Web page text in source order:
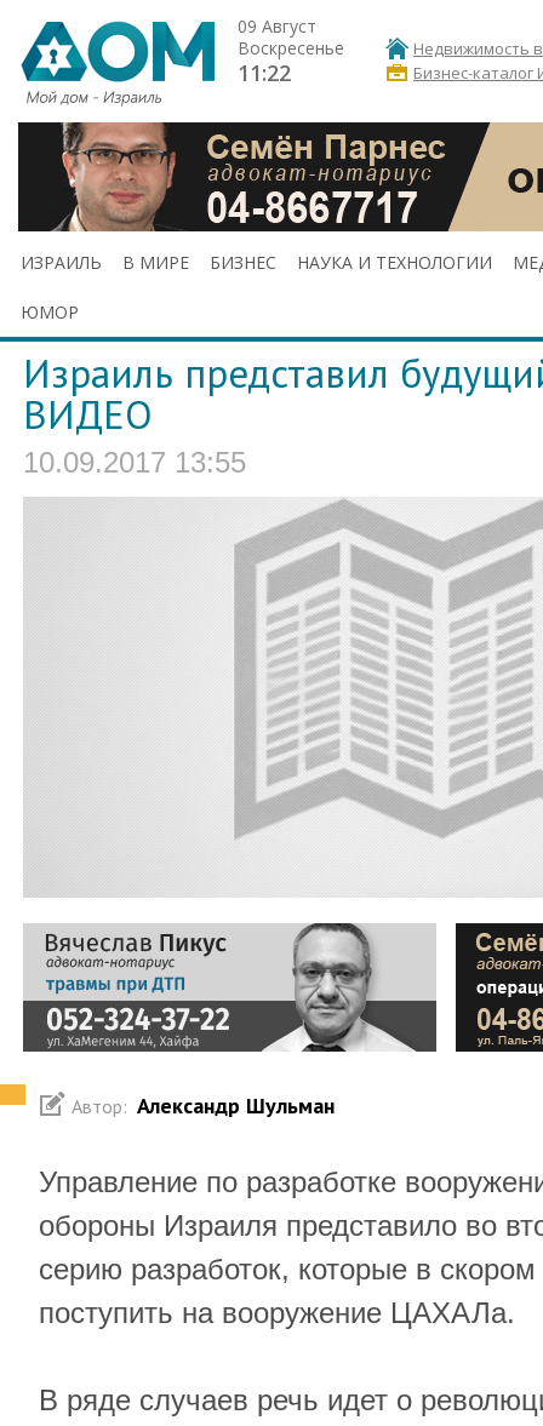
09 Август
Воскресенье
11:22
Недвижимость
Бизнес-каталог
ИЗРАИЛЬ В МИРЕ БИЗНЕС НАУКА И ТЕХНОЛОГИИ
ЮМОР
Израиль представил
ВИДЕО
10.09.2017 13:55
Автор: Александр Шульман
Управление по разработке
обороны Израиля представило во
серию разработок, которые в
поступить на вооружение ЦАХАЛа.
В ряде случаев речь идет о